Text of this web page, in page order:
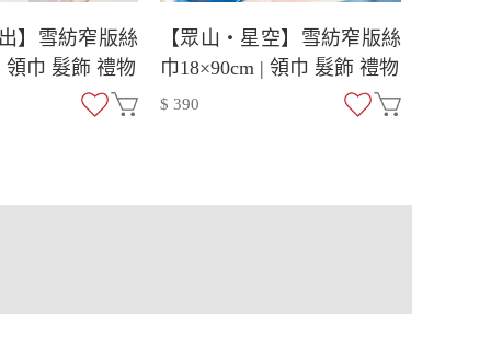
】雪紡窄版絲
領巾 髮飾 禮物
【眾山・星空】雪紡窄版絲
巾18×90cm | 領巾 髮飾 禮物
$ 390